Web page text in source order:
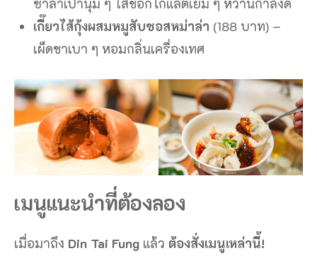
ซาลาเปานุ่ม ๆ ไส้ช็อกโกแลตเยิ้ม ๆ หวานกำลังดี
เกี๊ยวไส้กุ้งผสมหมูสับซอสหม่าล่า (188 บาท) –
เผ็ดชาเบา ๆ หอมกลิ่นเครื่องเทศ
เมนูแนะนำที่ต้องลอง
เมื่อมาถึง Din Tai Fung แล้ว ต้องสั่งเมนูเหล่านี้!